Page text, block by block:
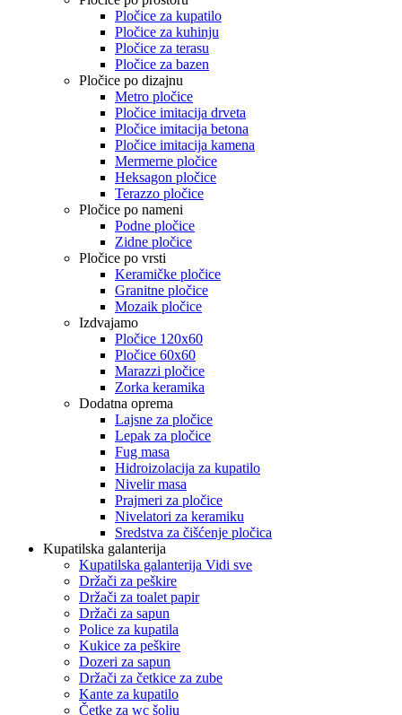
Pločice za kupatilo
Pločice za kuhinju
Pločice za terasu
Pločice za bazen
Pločice po dizajnu
Metro pločice
Pločice imitacija drveta
Pločice imitacija betona
Pločice imitacija kamena
Mermerne pločice
Heksagon pločice
Terazzo pločice
Pločice po nameni
Podne pločice
Zidne pločice
Pločice po vrsti
Keramičke pločice
Granitne pločice
Mozaik pločice
Izdvajamo
Pločice 120x60
Pločice 60x60
Marazzi pločice
Zorka keramika
Dodatna oprema
Lajsne za pločice
Lepak za pločice
Fug masa
Hidroizolacija za kupatilo
Nivelir masa
Prajmeri za pločice
Nivelatori za keramiku
Sredstva za čišćenje pločica
Kupatilska galanterija
Kupatilska galanterija Vidi sve
Držači za peškire
Držači za toalet papir
Držači za sapun
Police za kupatila
Kukice za peškire
Dozeri za sapun
Držači za četkice za zube
Kante za kupatilo
Četke za wc šolju